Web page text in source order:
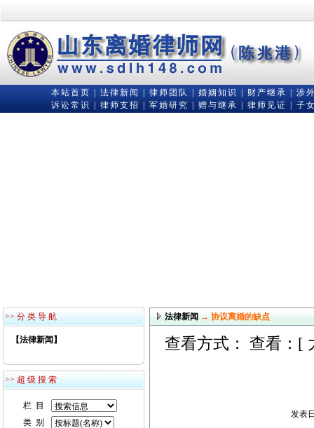
本站首页 法律新闻 律师团队 婚姻知识 财产继承
涉
诉讼常识
律师支招 军婚研究 赠与继承 律师见证 子
>> 分 类 导 航
【法律新闻】
>> 超 级 搜 索
栏 目
类 别
法律新闻 → 协议离婚的缺点
查看方式： 查看：[
发表